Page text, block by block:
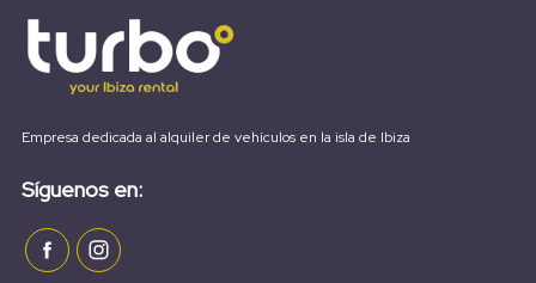
Empresa dedicada al alquiler de vehículos en la isla de Ibiza
Síguenos en: